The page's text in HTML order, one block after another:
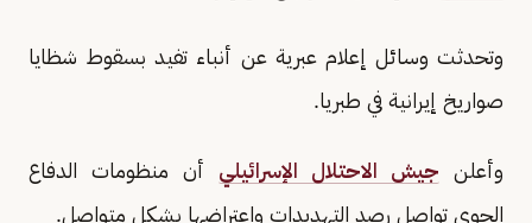
وتحدثت وسائل إعلام عبرية عن أنباء تفيد بسقوط شظايا
صواريخ إيرانية في طبريا.
وأعلن جيش الاحتلال الإسرائيلي أن منظومات الدفاع
الجوي تواصل رصد التهديدات واعتراضها بشكل متواصل.